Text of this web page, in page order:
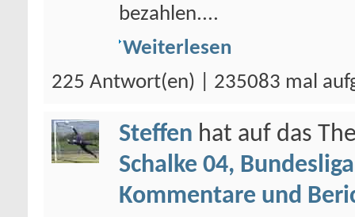
bezahlen....
Weiterlesen
225 Antwort(en) | 235083 mal
Steffen hat auf das
Schalke 04,
Kommentare und